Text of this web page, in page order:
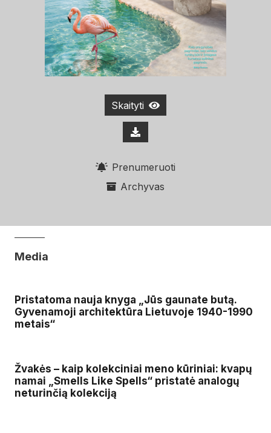
Skaityti
Prenumeruoti
Archyvas
Media
Pristatoma nauja knyga „Jūs gaunate butą.
Gyvenamoji architektūra Lietuvoje 1940-1990
metais“
Žvakės – kaip kolekciniai meno kūriniai: kvapų
namai „Smells Like Spells“ pristatė analogų
neturinčią kolekciją